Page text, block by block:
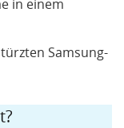
in einem
Samsung-